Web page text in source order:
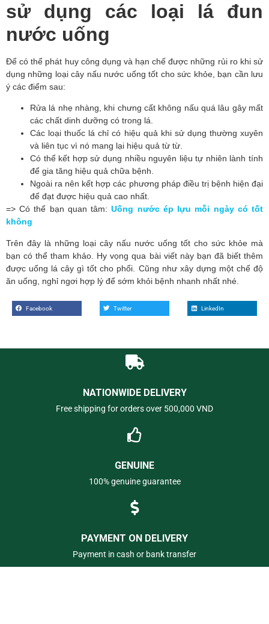
sử dụng các loại lá đun
nước uống
Để có thể phát huy công dụng và hạn chế được những rủi ro khi sử
dụng những loại cây nấu nước uống tốt cho sức khỏe, bạn cần lưu
ý các điểm sau:
Rửa lá nhẹ nhàng, khi chưng cất không nấu quá lâu gây mất
các chất dinh dưỡng có trong lá.
Các loại thuốc lá chỉ có hiệu quả khi sử dụng thường xuyên
và liên tục vì nó mang lại hiệu quả từ từ.
Có thể kết hợp sử dụng nhiều nguyên liệu tự nhiên lành tính
để gia tăng hiệu quả chữa bệnh.
Ngoài ra nên kết hợp các phương pháp điều trị bệnh hiện đại
để đạt được hiệu quả cao nhất.
=> Có thể bạn quan tâm:Uống nước ép lựu mỗi ngày có tốt
không
Trên đây là những loại cây nấu nước uống tốt cho sức khỏe mà
bạn có thể tham khảo. Hy vọng qua bài viết này bạn đã biết thêm
được uống lá cây gì tốt cho phổi. Cũng như xây dựng một chế độ
ăn uống, nghỉ ngơi hợp lý để sớm khỏi bệnh nhanh nhất nhé.
Facebook Twitter LinkedIn
NATIONWIDE DELIVERY
Free shipping for orders over 500,000 VND
GENUINE
100% genuine guarantee
PAYMENT ON DELIVERY
Payment in cash or bank transfer